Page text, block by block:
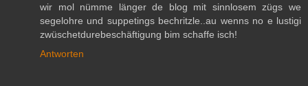
wir mol nümme länger de blog mit sinnlosem zügs we
segelohre und suppetings bechritzle..au wenns no e lustigi
zwüschetdurebeschäftigung bim schaffe isch!
Antworten